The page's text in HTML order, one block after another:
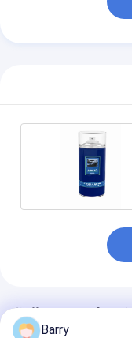
推薦されたプロダ
Barry